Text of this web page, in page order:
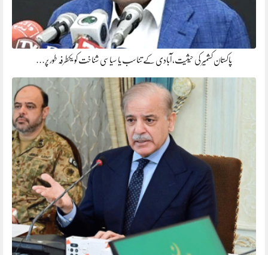
پاکستان کشمیر کی حیثیت، آبادی کے تناسب یا سیاسی شناخت کو یکطرفہ طور پر…